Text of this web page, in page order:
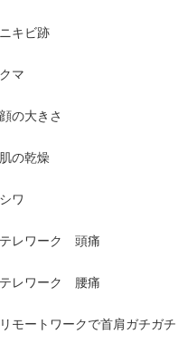
ニキビ跡
クマ
顔の大きさ
肌の乾燥
シワ
テレワーク 頭痛
テレワーク 腰痛
リモートワークで首肩ガチガチ